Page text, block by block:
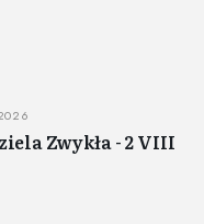
Zwykła - 2 VIII